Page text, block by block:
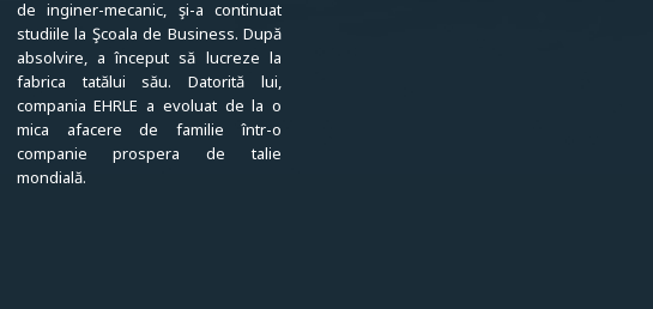
de inginer-mecanic, şi-a continuat
studiile la Şcoala de Business. După
absolvire, a început să lucreze la
fabrica tatălui său. Datorită lui,
compania EHRLE a evoluat de la o
mica afacere de familie într-o
companie prospera de talie
mondială.